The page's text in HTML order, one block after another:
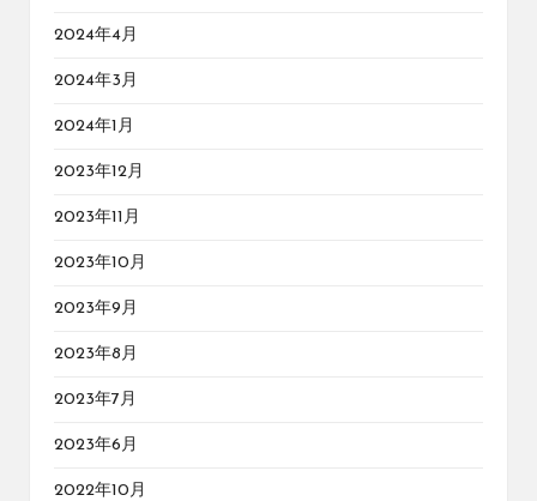
2024年4月
2024年3月
2024年1月
2023年12月
2023年11月
2023年10月
2023年9月
2023年8月
2023年7月
2023年6月
2022年10月